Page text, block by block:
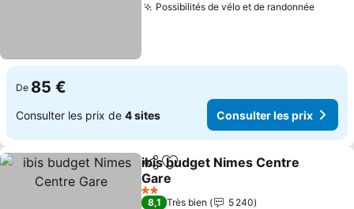
Possibilités de vélo et de randonnée
De 85 €
Consulter les prix de 4 sites Consulter les prix
PartagerAjouter à mes favoris
ibis budget Nimes Centre
Gare
Consulter les prix
2 Étoiles
8,1 Très bien
5 240